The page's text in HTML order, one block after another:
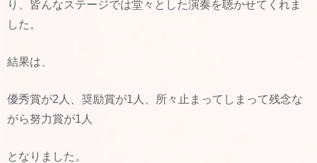
り、皆んなステージでは堂々とした演奏を聴かせてくれま
した。
結果は、
優秀賞が2人、奨励賞が1人、所々止まってしまって残念な
がら努力賞が1人
となりました。